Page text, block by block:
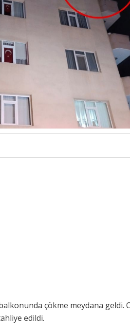
çökme meydana geldi.
edildi.